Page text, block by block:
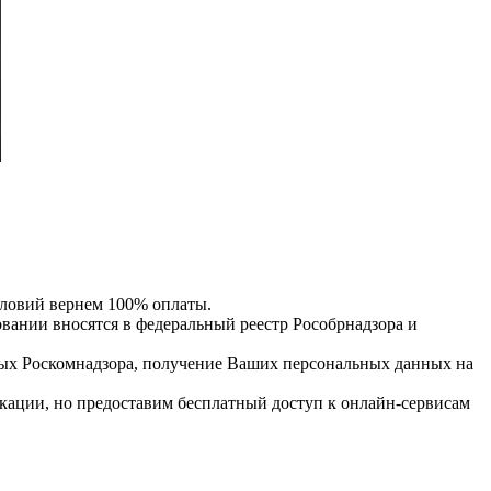
вернем 100% оплаты.
вносятся в федеральный реестр Рособрнадзора и
получение Ваших персональных данных на
но предоставим бесплатный доступ к онлайн-сервисам